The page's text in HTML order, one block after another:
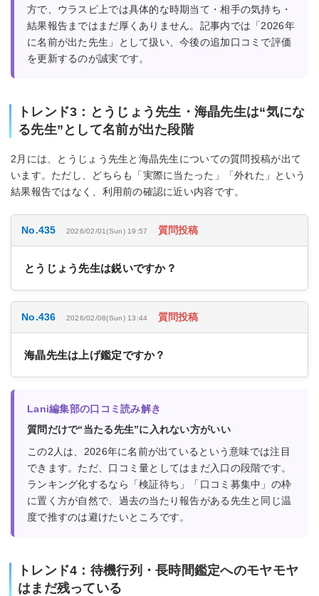
方で、ウラスピ上では具体的な時期当て・相手の気持ち・
結果報告まではまだ厚くありません。記事内では「2026年
に名前が出た先生」として扱い、今後の追加口コミで評価
を更新するのが誠実です。
トレンド3：とうじょう先生・海晶先生は“気にな
る先生”として名前が出た段階
2月には、とうじょう先生と海晶先生についての質問投稿が出て
います。ただし、どちらも「実際に当たった」「外れた」という
結果報告ではなく、利用前の確認に近い内容です。
No.435 2026/02/01(Sun) 19:57 質問投稿
とうじょう先生は鋭いですか？
No.436 2026/02/08(Sun) 13:44 質問投稿
海晶先生は上げ鑑定ですか？
Lani編集部の口コミ読み解き
質問だけで“当たる先生”に入れない方がいい
この2人は、2026年に名前が出ているという意味では注目
できます。ただ、口コミ量としてはまだ入口の段階です。
ランキング化するなら「検証待ち」「口コミ募集中」の枠
に置く方が自然で、過去の当たり報告がある先生と同じ温
度で推すのは避けたいところです。
トレンド4：待機行列・長時間鑑定へのモヤモヤ
はまだ残っている